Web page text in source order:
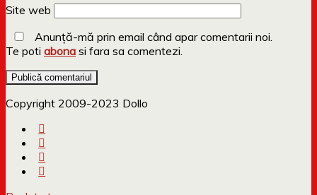
Site web
Anunță-mă prin email când apar comentarii noi.
Te poti abona si fara sa comentezi.
Copyright 2009-2023 Dollo